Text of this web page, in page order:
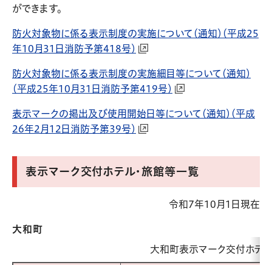
ができます。
防火対象物に係る表示制度の実施について（通知）（平成25
年10月31日消防予第418号）
防火対象物に係る表示制度の実施細目等について（通知）
（平成25年10月31日消防予第419号）
表示マークの掲出及び使用開始日等について（通知）（平成
26年2月12日消防予第39号）
表示マーク交付ホテル・旅館等一覧
令和7年10月1日現在
大和町
大和町表示マーク交付ホテ